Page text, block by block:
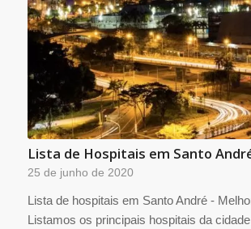
Lista de Hospitais em Santo
25 de junho de 2020
Lista de hospitais em Santo André -
Listamos os principais hospitais da